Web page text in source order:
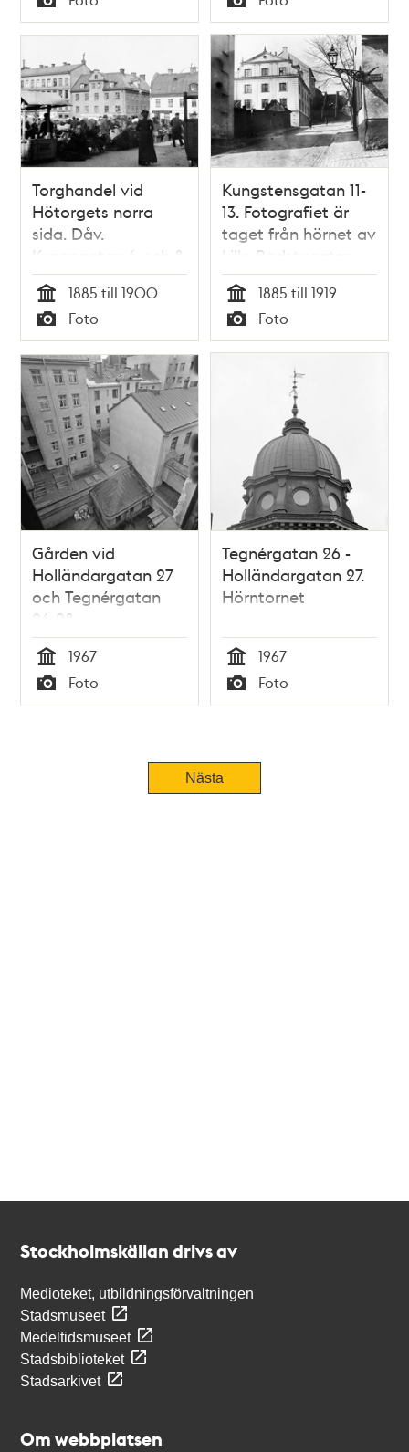
Typ Typ
Torghandel vid
Hötorgets norra
sida. Dåv.
Kungsgatan 6 och 8
i fonden med
Holländargatan
mellan husen. Nuv.
Kungsgatan 44 och
46
Tid
1885 till 1900
Typ
Foto
Kungstensgatan 11-
13. Fotografiet är
taget från hörnet av
Lilla Badstugatan
mot
Saltmätargatan och
trappan upp till
Holländargatan
Tid
1885 till 1919
Typ
Foto
Gården vid
Holländargatan 27
och Tegnérgatan
26-28
Tid
1967
Typ
Foto
Tegnérgatan 26 -
Holländargatan 27.
Hörntornet
Tid
1967
Typ
Foto
Nästa
Stockholmskällan drivs av
Medioteket, utbildningsförvaltningen
Stadsmuseet
Medeltidsmuseet
Stadsbiblioteket
Stadsarkivet
Om webbplatsen